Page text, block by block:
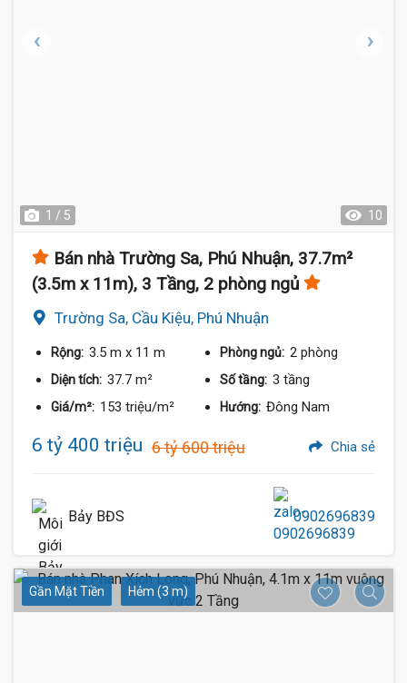
1 / 5 10
Bán nhà Trường Sa, Phú Nhuận, 37.7m²
(3.5m x 11m), 3 Tầng, 2 phòng ngủ
Trường Sa, Cầu Kiệu, Phú Nhuận
Rộng: 3.5 m x 11 m Phòng ngủ: 2 phòng
Diện tích: 37.7 m² Số tầng: 3 tầng
Giá/m²: 153 triệu/m² Hướng: Đông Nam
6 tỷ 400 triệu 6 tỷ 600 triệu Chia sẻ
Bảy BĐS 0902696839
Gần Mặt Tiền Hẻm (3 m)